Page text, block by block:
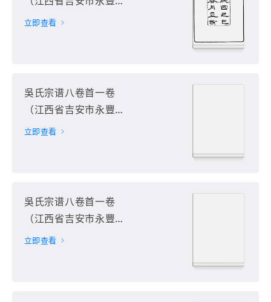
縣）第1册
立即查看
吳氏宗谱八卷首一卷
（江西省吉安市永豐
縣）第2册
立即查看
吳氏宗谱八卷首一卷
（江西省吉安市永豐
縣）第3册
立即查看